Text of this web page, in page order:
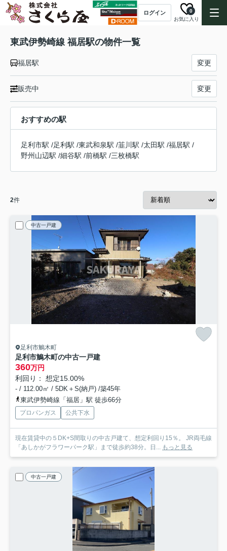
ログイン
お気に入り
0
東武伊勢崎線 福居駅の物件一覧
福居駅 変更
販売中 変更
おすすめの駅
足利市駅 /足利駅 /東武和泉駅 /韮川駅 /太田駅 /福居駅 /
野州山辺駅 /細谷駅 /前橋駅 /三枚橋駅
2件
中古一戸建
足利市鵤木町
足利市鵤木町の中古一戸建
360万円
利回り： 想定15.00%
- / 112.00㎡ / 5DK＋S(納戸) /築45年
東武伊勢崎線「福居」駅 徒歩66分
プロパンガス 公共下水
現在賃貸中の５DK+S間取りの中古戸建て、想定利回り15％。 JR両毛線
「あしかがフラワーパーク駅」まで徒歩約38分。日... もっと見る
中古一戸建